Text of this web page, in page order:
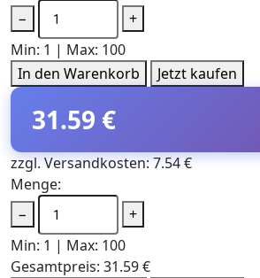
−
+
Min: 1 | Max: 100
In den Warenkorb
Jetzt kaufen
31.59 €
zzgl. Versandkosten: 7.54 €
Menge:
−
+
Min: 1 | Max: 100
Gesamtpreis: 31.59 €